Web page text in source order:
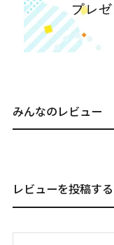
みんなのレビュー
レビューを投稿する